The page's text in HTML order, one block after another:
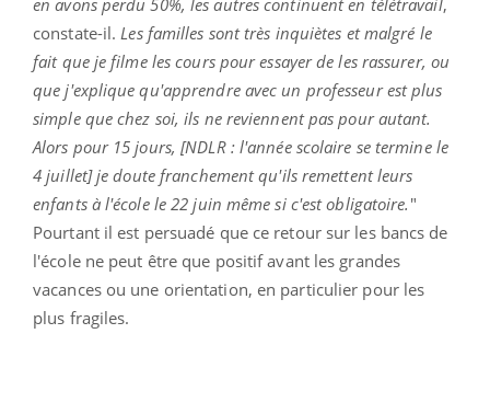
constate-il. Les familles sont très inquiètes et malgré le
fait que je filme les cours pour essayer de les rassurer, ou
que j'explique qu'apprendre avec un professeur est plus
simple que chez soi, ils ne reviennent pas pour autant.
Alors pour 15 jours, [NDLR : l'année scolaire se termine le
4 juillet] je doute franchement qu'ils remettent leurs
enfants à l'école le 22 juin même si c'est obligatoire. "
Pourtant il est persuadé que ce retour sur les bancs de
l'école ne peut être que positif avant les grandes
vacances ou une orientation, en particulier pour les
plus fragiles.